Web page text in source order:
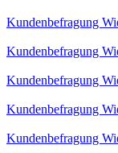
Kundenbefragung
Kundenbefragung
Kundenbefragung
Kundenbefragung
Kundenbefragung